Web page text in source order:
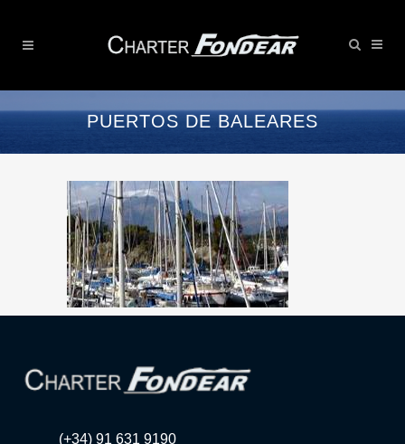
PUERTOS DE BALEARES
(+34) 91 631 9190